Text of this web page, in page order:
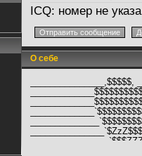
ICQ: номер не
О себе
_______________,$$$$$,